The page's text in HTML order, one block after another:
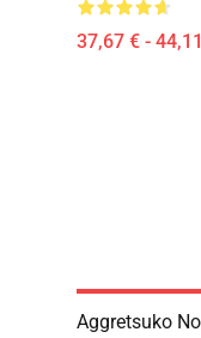
37,67 € -
Aggretsuko